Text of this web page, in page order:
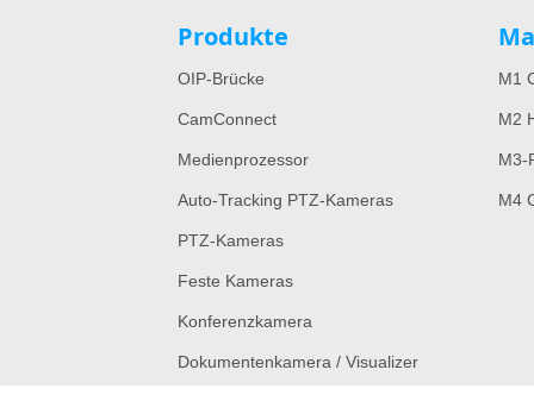
Produkte
OIP-Brücke
CamConnect
Medienprozessor
Auto-Tracking PTZ-Kameras
PTZ-Kameras
Feste Kameras
Konferenzkamera
Dokumentenkamera / Visualizer
M1
M2
M3-
M4